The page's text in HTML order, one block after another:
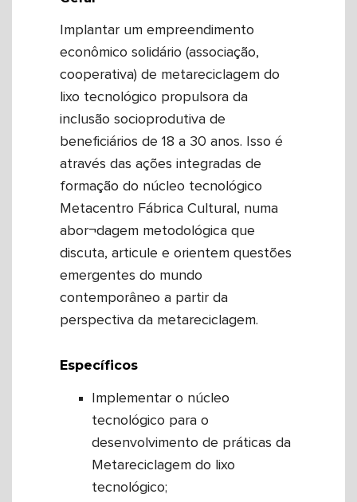
Implantar um empreendimento
econômico solidário (associação,
cooperativa) de metareciclagem do
lixo tecnológico propulsora da
inclusão socioprodutiva de
beneficiários de 18 a 30 anos. Isso é
através das ações integradas de
formação do núcleo tecnológico
Metacentro Fábrica Cultural, numa
abor¬dagem metodológica que
discuta, articule e orientem questões
emergentes do mundo
contemporâneo a partir da
perspectiva da metareciclagem.
Específicos
Implementar o núcleo
tecnológico para o
desenvolvimento de práticas da
Metareciclagem do lixo
tecnológico;